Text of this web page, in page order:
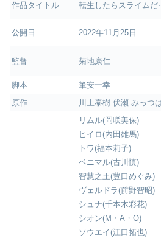
作品タイトル 転生したらスライムだ
公開日 2022年11月25日
監督 菊地康仁
脚本
筆安一幸
原作
川上泰樹 伏瀬 みっつ
リムル(岡咲美保)
ヒイロ(内田雄馬)
トワ(福本莉子)
ベニマル(古川慎)
智慧之王(豊口めぐみ)
ヴェルドラ(前野智昭)
シュナ(千本木彩花)
シオン(M・A・O)
ソウエイ(江口拓也)